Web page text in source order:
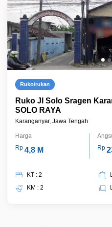
Ruko/rukan
Ruko Jl Solo Sragen
SOLO RAYA
Karanganyar, Jawa Tengah
Harga
Rp 4,8 M
Rp
KT : 2
KM : 2